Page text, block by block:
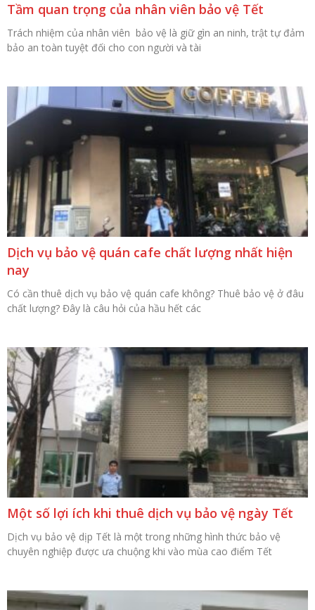
Tầm quan trọng của nhân viên bảo vệ Tết
Trách nhiệm của nhân viên bảo vệ là giữ gìn an ninh, trật tự đảm
bảo an toàn tuyệt đối cho con người và tài
Dịch vụ bảo vệ quán cafe chất lượng nhất hiện
nay
Có cần thuê dịch vụ bảo vệ quán cafe không? Thuê bảo vệ ở đâu
chất lượng? Đây là câu hỏi của hầu hết các
Một số lợi ích khi thuê dịch vụ bảo vệ ngày Tết
Dịch vụ bảo vệ dịp Tết là một trong những hình thức bảo vệ
chuyên nghiệp được ưa chuộng khi vào mùa cao điểm Tết